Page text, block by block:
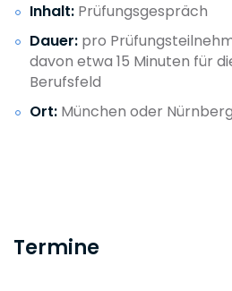
Inhalt: Prüfungsgespräch
Dauer: pro
davon etwa 15 Minuten für
Berufsfeld
Ort: München oder Nürnberg
Termine​